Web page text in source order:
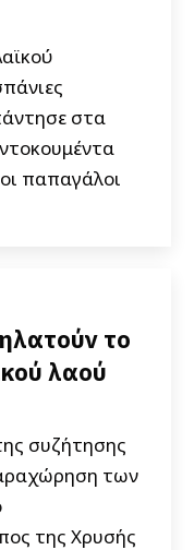
στα
παπαγάλοι
το
λαού
συζήτησης
των
της Χρυσής